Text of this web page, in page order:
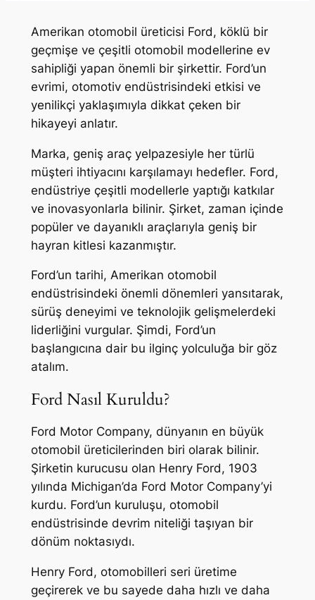
Amerikan otomobil üreticisi Ford, köklü bir
geçmişe ve çeşitli otomobil modellerine ev
sahipliği yapan önemli bir şirkettir. Ford’un
evrimi, otomotiv endüstrisindeki etkisi ve
yenilikçi yaklaşımıyla dikkat çeken bir
hikayeyi anlatır.
Marka, geniş araç yelpazesiyle her türlü
müşteri ihtiyacını karşılamayı hedefler. Ford,
endüstriye çeşitli modellerle yaptığı katkılar
ve inovasyonlarla bilinir. Şirket, zaman içinde
popüler ve dayanıklı araçlarıyla geniş bir
hayran kitlesi kazanmıştır.
Ford’un tarihi, Amerikan otomobil
endüstrisindeki önemli dönemleri yansıtarak,
sürüş deneyimi ve teknolojik gelişmelerdeki
liderliğini vurgular. Şimdi, Ford’un
başlangıcına dair bu ilginç yolculuğa bir göz
atalım.
Ford Nasıl Kuruldu?
Ford Motor Company, dünyanın en büyük
otomobil üreticilerinden biri olarak bilinir.
Şirketin kurucusu olan Henry Ford, 1903
yılında Michigan’da Ford Motor Company’yi
kurdu. Ford’un kuruluşu, otomobil
endüstrisinde devrim niteliği taşıyan bir
dönüm noktasıydı.
Henry Ford, otomobilleri seri üretime
geçirerek ve bu sayede daha hızlı ve daha